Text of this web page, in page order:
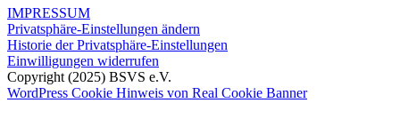
IMPRESSUM
Privatsphäre-Einstellungen ändern
Historie der Privatsphäre-Einstellungen
Einwilligungen widerrufen
Copyright (2025) BSVS e.V.
WordPress Cookie Hinweis von Real Cookie Banner